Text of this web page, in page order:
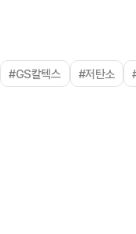
#GS칼텍스 #저탄소